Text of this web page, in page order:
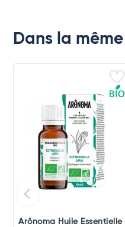
Dans la
Arônoma Huile Essentielle